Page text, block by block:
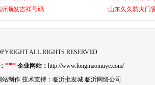
顺发吉祥号码 ·山东久久防火门
ALL RIGHTS RESERVED
*** 企业网站： http://www.longmaomuye.com/
站制作技术支持： 临沂批发城 临沂网络公司